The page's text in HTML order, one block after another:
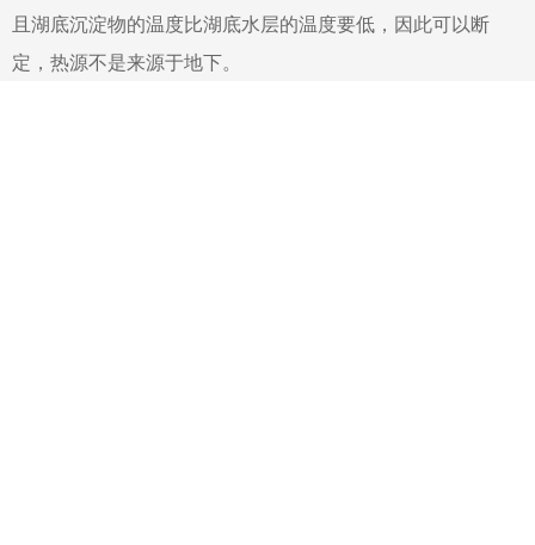
且湖底沉淀物的温度比湖底水层的温度要低，因此可以断
定，热源不是来源于地下。